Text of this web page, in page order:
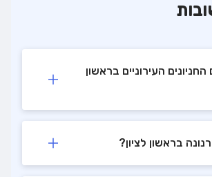
העירוניים בראשון
בראשון לציון?